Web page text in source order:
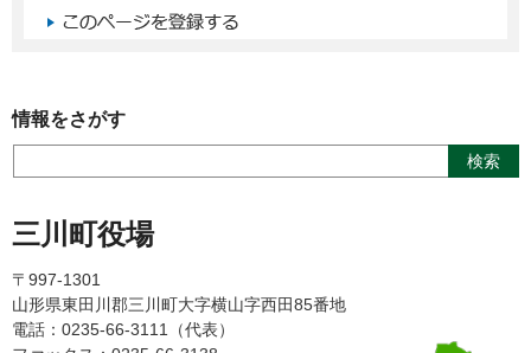
情報をさがす
三川町役場
〒997-1301
山形県東田川郡三川町大字横山字西田85番地
電話：0235-66-3111（代表）